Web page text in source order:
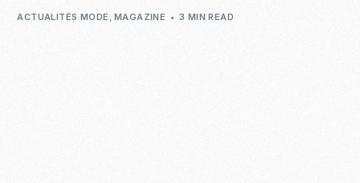
ACTUALITÉS MODE , MAGAZINE 3 MIN READ